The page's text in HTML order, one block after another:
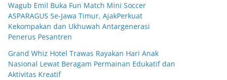
Wagub Emil Buka Fun Match Mini Soccer
ASPARAGUS Se-Jawa Timur, AjakPerkuat
Kekompakan dan Ukhuwah Antargenerasi
Penerus Pesantren
Grand Whiz Hotel Trawas Rayakan Hari Anak
Nasional Lewat Beragam Permainan Edukatif dan
Aktivitas Kreatif